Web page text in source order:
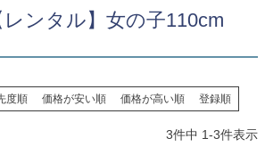
シューズ
ル 結婚式
いて
レンタル】女の子110cm
度順 価格が安い順 価格が高い順 登録順
3件中 1-3件表示